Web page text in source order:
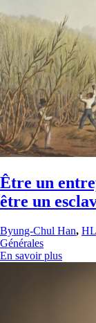
Être un
être un
Byung-Chul Han,
Générales
En savoir plus